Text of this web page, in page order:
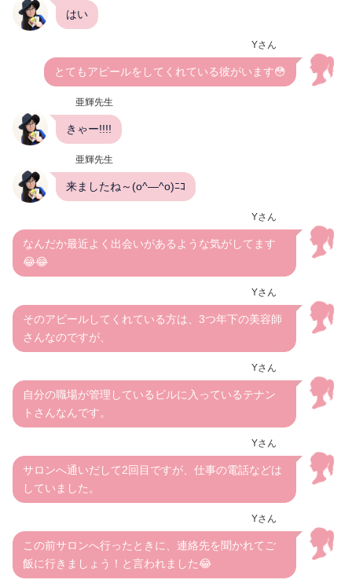
はい
Yさん
とてもアピールをしてくれている彼がいます😳
亜輝先生
きゃー!!!!
亜輝先生
来ましたね～(o^―^o)ﾆｺ
Yさん
なんだか最近よく出会いがあるような気がしてます
😂😂
Yさん
そのアピールしてくれている方は、3つ年下の美容師
さんなのですが、
Yさん
自分の職場が管理しているビルに入っているテナン
トさんなんです。
Yさん
サロンへ通いだして2回目ですが、仕事の電話などは
していました。
Yさん
この前サロンへ行ったときに、連絡先を聞かれてご
飯に行きましょう！と言われました😂